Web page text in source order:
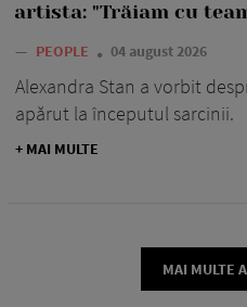
artista: "Trăiam cu
— PEOPLE 04 august 2026
Alexandra Stan a vorbit
apărut la începutul sarcinii.
+ MAI MULTE
MAI MULTE